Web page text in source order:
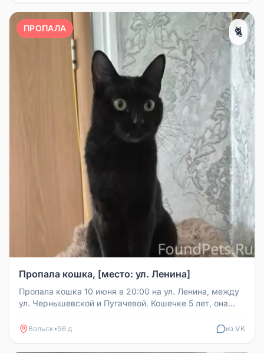
ПРОПАЛА 🐈
Пропала кошка, [место: ул. Ленина]
Пропала кошка 10 июня в 20:00 на ул. Ленина, между
ул. Чернышевской и Пугачевой. Кошечке 5 лет, она
Вольск• 56 д из VK